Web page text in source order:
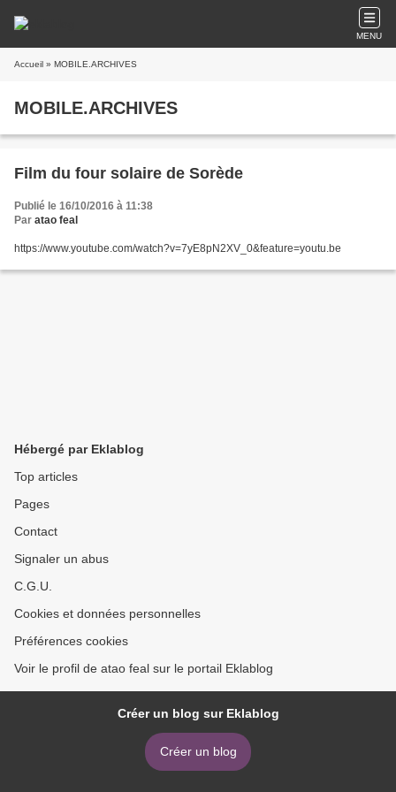
MENU
Accueil » MOBILE.ARCHIVES
MOBILE.ARCHIVES
Film du four solaire de Sorède
Publié le 16/10/2016 à 11:38
Par atao feal
https://www.youtube.com/watch?v=7yE8pN2XV_0&feature=youtu.be
Hébergé par Eklablog
Top articles
Pages
Contact
Signaler un abus
C.G.U.
Cookies et données personnelles
Préférences cookies
Voir le profil de atao feal sur le portail Eklablog
Créer un blog sur Eklablog
Créer un blog